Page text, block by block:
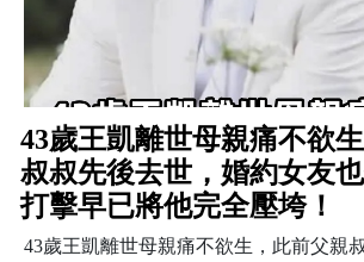
43歲王凱離世母親痛不欲
叔叔先後去世，婚約女友
打擊早已將他完全壓垮！
43歲王凱離世母親痛不欲生，此前父親